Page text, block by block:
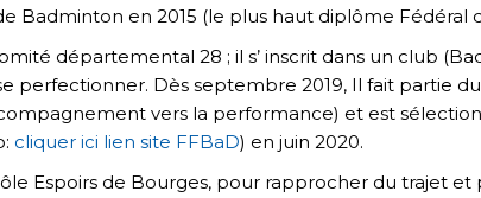
Badminton en 2015 (le plus haut diplôme Fédéral
départemental 28 ; il s’ inscrit dans un club
perfectionner. Dès septembre 2019, Il fait partie
vers la performance) et est
cliquer ici lien site FFBaD) en juin 2020.
Espoirs de Bourges, pour rapprocher du trajet et